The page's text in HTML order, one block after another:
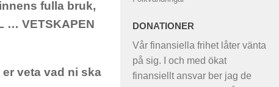
fulla bruk,
… VETSKAPEN
veta vad ni ska
DONATIONER
Vår finansiella frihet låter vänta
på sig. I och med ökat
finansiellt ansvar ber jag de